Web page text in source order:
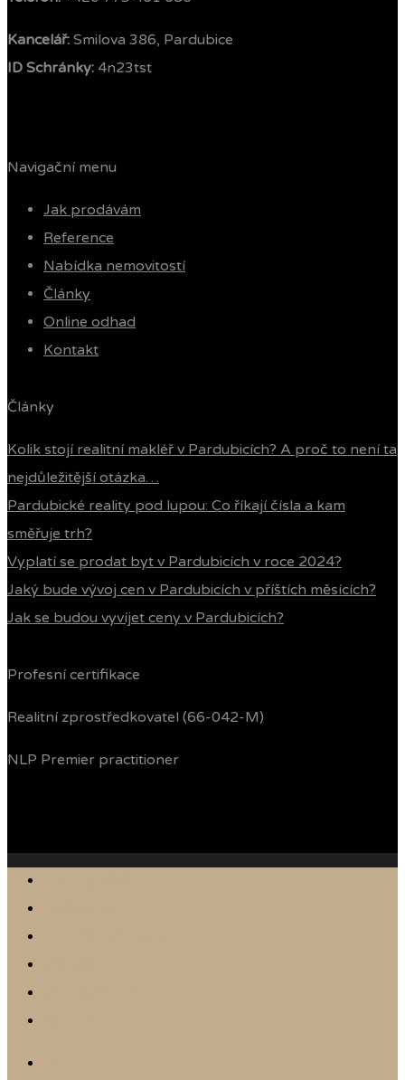
Kancelář: Smilova 386, Pardubice
ID Schránky: 4n23tst
Navigační menu
Jak prodávám
Reference
Nabídka nemovitostí
Články
Online odhad
Kontakt
Články
Kolik stojí realitní makléř v Pardubicích? A proč to není ta
nejdůležitější otázka…
Pardubické reality pod lupou: Co říkají čísla a kam
směřuje trh?
Vyplatí se prodat byt v Pardubicích v roce 2024?
Jaký bude vývoj cen v Pardubicích v příštích měsících?
Jak se budou vyvíjet ceny v Pardubicích?
Profesní certifikace
Realitní zprostředkovatel (66-042-M)
NLP Premier practitioner